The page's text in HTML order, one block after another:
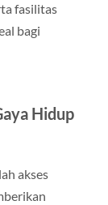
fasilitas
bagi
Hidup
akses